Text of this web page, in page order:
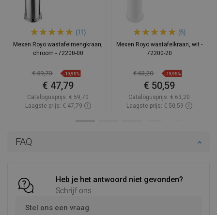
FAQ
Heb je het antwoord niet gevonden?
Schrijf ons
Stel ons een vraag
(11)
Mexen Royo wastafelmengkraan,
chroom - 72200-00
€ 59,70 -19,95%
€ 47,79
Catalogusprijs: € 59,70
Laagste prijs: € 47,79
(6)
Mexen Royo wastafelkraan, wit -
72200-20
€ 63,20 -19,95%
€ 50,59
Catalogusprijs: € 63,20
Laagste prijs: € 50,59